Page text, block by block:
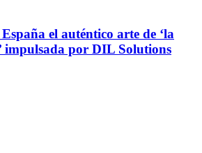
el auténtico arte de ‘la
impulsada por DIL Solutions